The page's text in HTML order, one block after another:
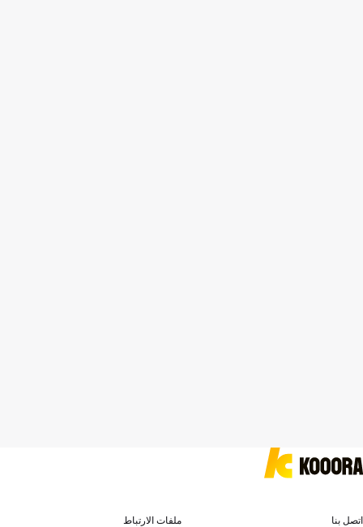
اتصل بنا ملفات الارتباط